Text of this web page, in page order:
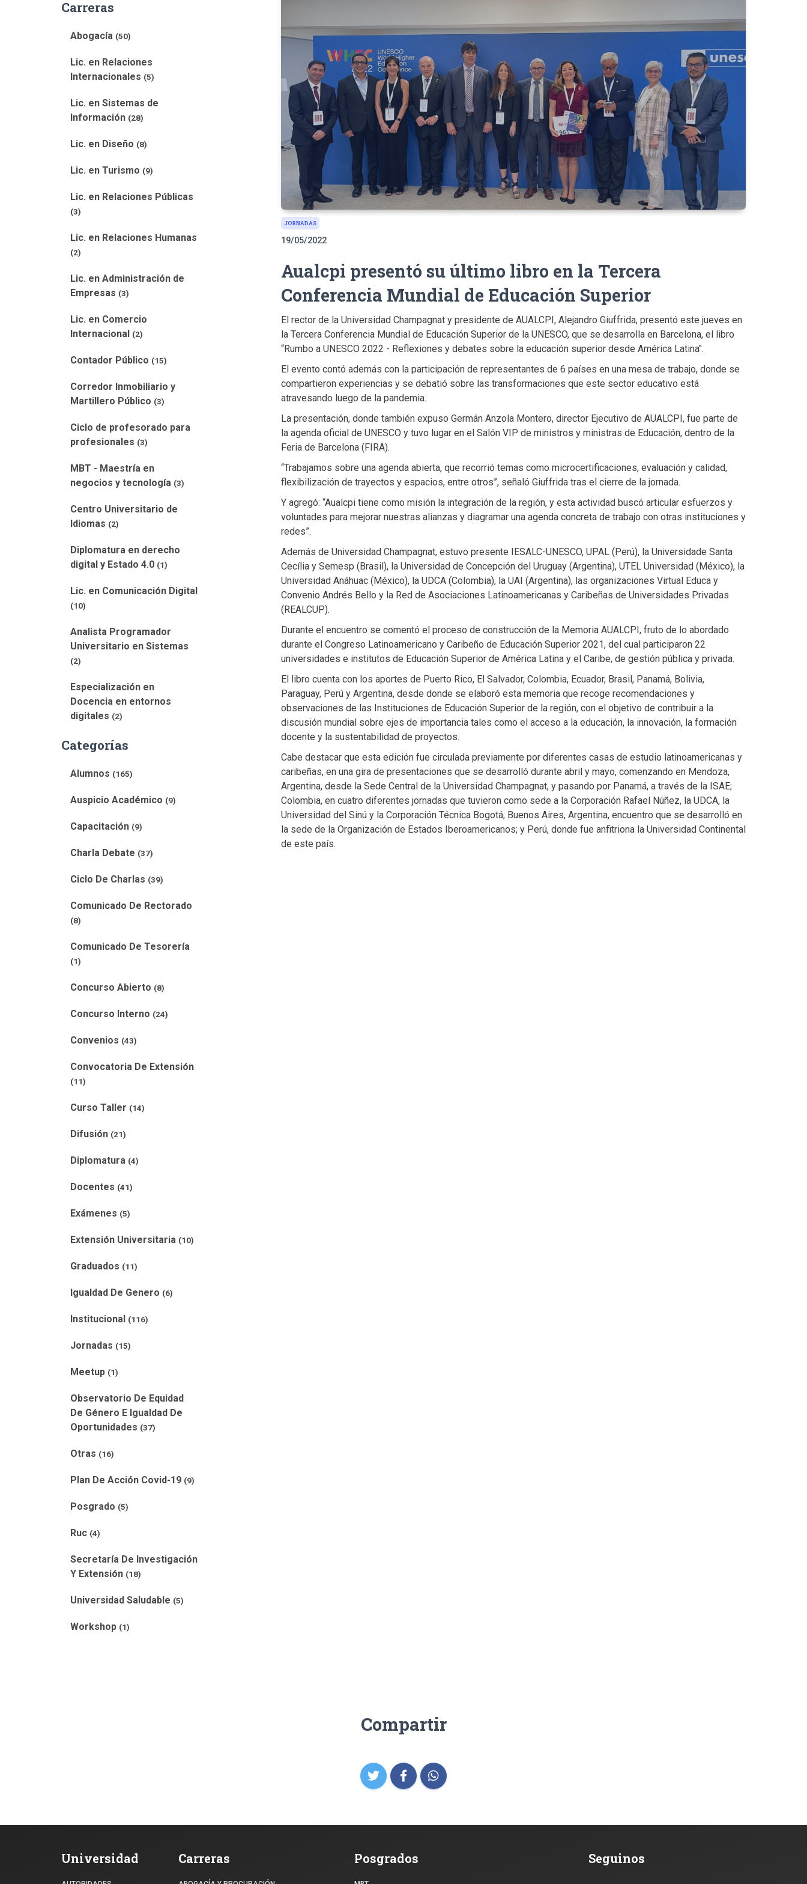
Carreras
Abogacía (50)
Lic. en Relaciones
Internacionales (5)
Lic. en Sistemas de
Información (28)
Lic. en Diseño (8)
Lic. en Turismo (9)
Lic. en Relaciones Públicas
(3)
Lic. en Relaciones Humanas
(2)
Lic. en Administración de
Empresas (3)
Lic. en Comercio
Internacional (2)
Contador Público (15)
Corredor Inmobiliario y
Martillero Público (3)
Ciclo de profesorado para
profesionales (3)
MBT - Maestría en
negocios y tecnología (3)
Centro Universitario de
Idiomas (2)
Diplomatura en derecho
digital y Estado 4.0 (1)
Lic. en Comunicación Digital
(10)
Analista Programador
Universitario en Sistemas
(2)
Especialización en
Docencia en entornos
digitales (2)
Categorías
Alumnos (165)
Auspicio Académico (9)
Capacitación (9)
Charla Debate (37)
Ciclo De Charlas (39)
Comunicado De Rectorado
(8)
Comunicado De Tesorería
(1)
Concurso Abierto (8)
Concurso Interno (24)
Convenios (43)
Convocatoria De Extensión
(11)
Curso Taller (14)
Difusión (21)
Diplomatura (4)
Docentes (41)
Exámenes (5)
Extensión Universitaria (10)
Graduados (11)
Igualdad De Genero (6)
Institucional (116)
Jornadas (15)
Meetup (1)
Observatorio De Equidad
De Género E Igualdad De
Oportunidades (37)
Otras (16)
Plan De Acción Covid-19 (9)
Posgrado (5)
Ruc (4)
Secretaría De Investigación
Y Extensión (18)
Universidad Saludable (5)
Workshop (1)
JORNADAS
19/05/2022
Aualcpi presentó su último libro en la Tercera
Conferencia Mundial de Educación Superior
El rector de la Universidad Champagnat y presidente de AUALCPI, Alejandro Giuffrida, presentó este jueves en
la Tercera Conferencia Mundial de Educación Superior de la UNESCO, que se desarrolla en Barcelona, el libro
“Rumbo a UNESCO 2022 - Reflexiones y debates sobre la educación superior desde América Latina".
El evento contó además con la participación de representantes de 6 países en una mesa de trabajo, donde se
compartieron experiencias y se debatió sobre las transformaciones que este sector educativo está
atravesando luego de la pandemia.
La presentación, donde también expuso Germán Anzola Montero, director Ejecutivo de AUALCPI, fue parte de
la agenda oficial de UNESCO y tuvo lugar en el Salón VIP de ministros y ministras de Educación, dentro de la
Feria de Barcelona (FIRA).
“Trabajamos sobre una agenda abierta, que recorrió temas como microcertificaciones, evaluación y calidad,
flexibilización de trayectos y espacios, entre otros”, señaló Giuffrida tras el cierre de la jornada.
Y agregó: “Aualcpi tiene como misión la integración de la región, y esta actividad buscó articular esfuerzos y
voluntades para mejorar nuestras alianzas y diagramar una agenda concreta de trabajo con otras instituciones y
redes”.
Además de Universidad Champagnat, estuvo presente IESALC-UNESCO, UPAL (Perú), la Universidade Santa
Cecília y Semesp (Brasil), la Universidad de Concepción del Uruguay (Argentina), UTEL Universidad (México), la
Universidad Anáhuac (México), la UDCA (Colombia), la UAI (Argentina), las organizaciones Virtual Educa y
Convenio Andrés Bello y la Red de Asociaciones Latinoamericanas y Caribeñas de Universidades Privadas
(REALCUP).
Durante el encuentro se comentó el proceso de construcción de la Memoria AUALCPI, fruto de lo abordado
durante el Congreso Latinoamericano y Caribeño de Educación Superior 2021, del cual participaron 22
universidades e institutos de Educación Superior de América Latina y el Caribe, de gestión pública y privada.
El libro cuenta con los aportes de Puerto Rico, El Salvador, Colombia, Ecuador, Brasil, Panamá, Bolivia,
Paraguay, Perú y Argentina, desde donde se elaboró esta memoria que recoge recomendaciones y
observaciones de las Instituciones de Educación Superior de la región, con el objetivo de contribuir a la
discusión mundial sobre ejes de importancia tales como el acceso a la educación, la innovación, la formación
docente y la sustentabilidad de proyectos.
Cabe destacar que esta edición fue circulada previamente por diferentes casas de estudio latinoamericanas y
caribeñas, en una gira de presentaciones que se desarrolló durante abril y mayo, comenzando en Mendoza,
Argentina, desde la Sede Central de la Universidad Champagnat, y pasando por Panamá, a través de la ISAE;
Colombia, en cuatro diferentes jornadas que tuvieron como sede a la Corporación Rafael Núñez, la UDCA, la
Universidad del Sinú y la Corporación Técnica Bogotá; Buenos Aires, Argentina, encuentro que se desarrolló en
la sede de la Organización de Estados Iberoamericanos; y Perú, donde fue anfitriona la Universidad Continental
de este país.
Compartir
Universidad Carreras Posgrados Seguinos